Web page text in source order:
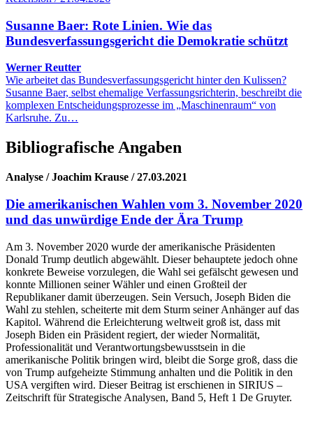
Susanne Baer: Rote Linien. Wie das
Bundesverfassungsgericht die Demokratie schützt
Werner Reutter
Wie arbeitet das Bundesverfassungsgericht hinter den Kulissen?
Susanne Baer, selbst ehemalige Verfassungsrichterin, beschreibt die
komplexen Entscheidungsprozesse im „Maschinenraum“ von
Karlsruhe. Zu…
Bibliografische Angaben
Analyse / Joachim Krause / 27.03.2021
Die amerikanischen Wahlen vom 3. November 2020
und das unwürdige Ende der Ära Trump
Am 3. November 2020 wurde der amerikanische Präsidenten
Donald Trump deutlich abgewählt. Dieser behauptete jedoch ohne
konkrete Beweise vorzulegen, die Wahl sei gefälscht gewesen und
konnte Millionen seiner Wähler und einen Großteil der
Republikaner damit überzeugen. Sein Versuch, Joseph Biden die
Wahl zu stehlen, scheiterte mit dem Sturm seiner Anhänger auf das
Kapitol. Während die Erleichterung weltweit groß ist, dass mit
Joseph Biden ein Präsident regiert, der wieder Normalität,
Professionalität und Verantwortungsbewusstsein in die
amerikanische Politik bringen wird, bleibt die Sorge groß, dass die
von Trump aufgeheizte Stimmung anhalten und die Politik in den
USA vergiften wird. Dieser Beitrag ist erschienen in SIRIUS –
Zeitschrift für Strategische Analysen, Band 5, Heft 1 De Gruyter.